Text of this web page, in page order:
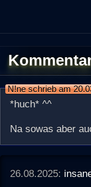
N!ne schrieb am
*huch* ^^
Na sowas aber
26.08.2025: